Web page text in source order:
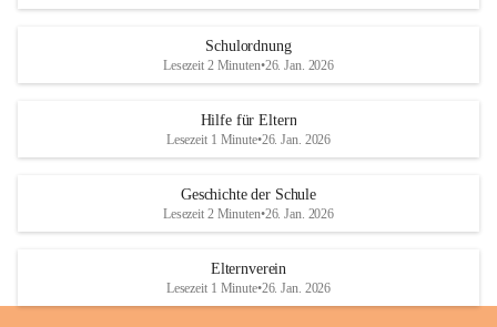
Schulordnung
Lesezeit 2 Minuten•26. Jan. 2026
Hilfe für Eltern
Lesezeit 1 Minute•26. Jan. 2026
Geschichte der Schule
Lesezeit 2 Minuten•26. Jan. 2026
Elternverein
Lesezeit 1 Minute•26. Jan. 2026